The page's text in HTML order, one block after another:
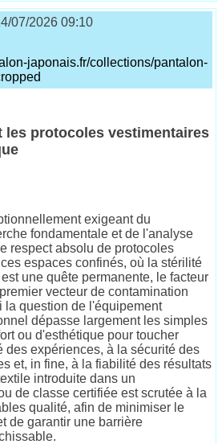
07/2026 09:10
japonais.fr/collections/pantalon-
les protocoles vestimentaires
exigeant du
fondamentale et de l'analyse
respect absolu de protocoles
espaces confinés, où la stérilité
une quête permanente, le facteur
vecteur de contamination
la question de l'équipement
dépasse largement les simples
ou d'esthétique pour toucher
des expériences, à la sécurité des
et, in fine, à la fiabilité des résultats
introduite dans un
de classe certifiée est scrutée à la
qualité, afin de minimiser le
de garantir une barrière